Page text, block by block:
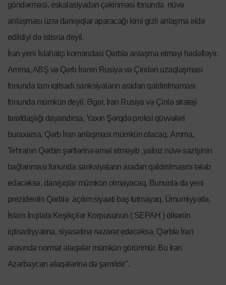
göndərməsi, eskalasiyadan çəkinməsi fonunda nüvə
anlaşması üzrə danışıqlar aparacağı kimi gizli anlaşma əldə
edildiyi də istisna deyil.
İran yeni İslahatçı komandasi Qərblə anlaşma etməyi hədəfləyir.
Amma, ABŞ və Qərb İranın Rusiya və Çindən uzaqlaşması
fonunda tam iqtisadi sanksiyaların aradan qaldırılmaması
fonunda mümkün deyil. Əgər, İran Rusiya və Çinlə strateji
tərəfdaşlığı dayandırsa, Yaxın Şərqdə proksi qüvvələri
buraxarsa, Qərb İran anlaşması mümkün olacaq. Amma,
Tehranın Qərbin şərtlərinə əməl etməyib ,yalnız nüvə sazişinin
bağlanması fonunda sanksiyaların aradan qaldırılmasını tələb
edəcəksə, danışıqlar mümkün olmayacaq. Bununla da yeni
prezidentin Qərblə açılım siyaəti baş tutmayaq. Ümumiyyətlə,
İslam İnqilabı Keşikçilər Korpusunun ( SEPAH ) ölkənin
iqtisadiyyatına, siyasətinə nəzarət edəcəksə, Qərblə İran
arasında normal əlaqələr mümkün görünmür. Bu İran
Azərbaycan əlaqələrinə də şamildir".